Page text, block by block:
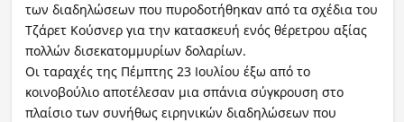
Πολιτισμός
των διαδηλώσεων που πυροδοτήθηκαν από τα σχέδια του
Τζάρετ Κούσνερ για την κατασκευή ενός θέρετρου αξίας
πολλών δισεκατομμυρίων δολαρίων.
Οι ταραχές της Πέμπτης 23 Ιουλίου έξω από το
κοινοβούλιο αποτέλεσαν μια σπάνια σύγκρουση στο
πλαίσιο των συνήθως ειρηνικών διαδηλώσεων που